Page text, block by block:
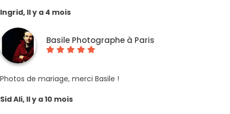
Ingrid, Il y a 4 mois
Basile Photographe à Paris
Photos de mariage, merci Basile !
Sid Ali, Il y a 10 mois